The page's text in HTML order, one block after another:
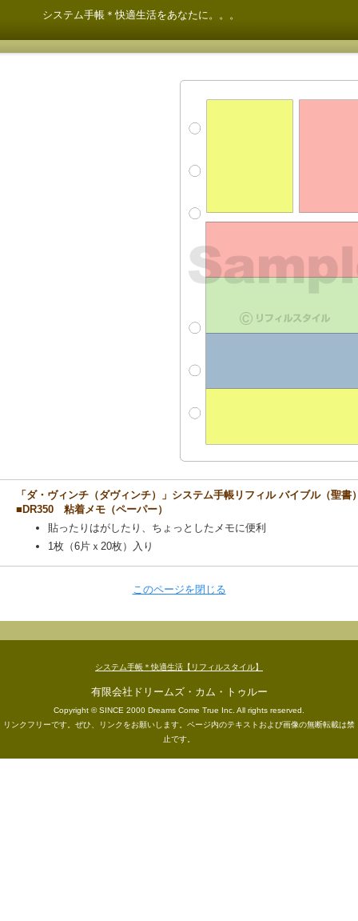
システム手帳＊快適生活をあなたに。。。
「ダ・ヴィンチ（ダヴィンチ）」システム手帳リフィル バイブル（聖書
■DR350 粘着メモ（ペーパー）
貼ったりはがしたり、ちょっとしたメモに便利
1枚（6片ｘ20枚）入り
このページを閉じる
システム手帳＊快適生活【リフィルスタイル】
有限会社ドリームズ・カム・トゥルー
Copyright © SINCE 2000 Dreams Come True Inc. All rights reserved.
リンクフリーです。ぜひ、リンクをお願いします。ページ内のテキストおよび画像の無断転載は禁
止です。